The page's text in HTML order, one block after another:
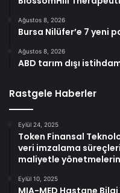
Ağustos 8, 2026
Bursa Nilüfer’e 7 yeni
Ağustos 8, 2026
ABD tarım dışı
Rastgele Haberler
Eylül 24, 2025
Token Finansal
veri imzalama
maliyetle
Eylül 10, 2025